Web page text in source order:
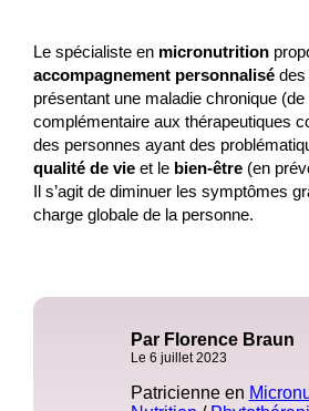
Le spécialiste en micronutrition
accompagnement personnalisédes
présentant une maladie chronique
complémentaire aux thérapeutiques
des personnes ayant des
qualité de vieet le bien-être(en
Il s’agit de diminuer les symptômes
charge globale de la personne.
Par Florence Braun
Le 6 juillet 2023
Patricienne en